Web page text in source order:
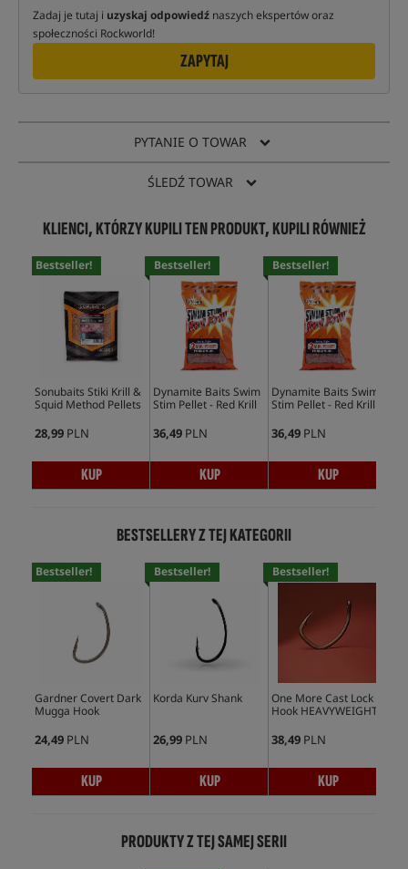
Zadaj je tutaj i uzyskaj odpowiedź naszych ekspertów oraz
społeczności Rockworld!
ZAPYTAJ
PYTANIE O TOWAR
ŚLEDŹ TOWAR
KLIENCI, KTÓRZY KUPILI TEN PRODUKT, KUPILI RÓWNIEŻ
Bestseller!
Sonubaits Stiki Krill &
Squid Method Pellets
28,99 PLN
KUP
Bestseller!
Dynamite Baits Swim
Stim Pellet - Red Krill
36,49 PLN
KUP
Bestseller!
Dynamite Baits Swim
Stim Pellet - Red Krill
36,49 PLN
KUP
BESTSELLERY Z TEJ KATEGORII
Bestseller!
Gardner Covert Dark
Mugga Hook
24,49 PLN
KUP
Bestseller!
Korda Kurv Shank
26,99 PLN
KUP
Bestseller!
One More Cast Lock
Hook HEAVYWEIGHT
38,49 PLN
KUP
PRODUKTY Z TEJ SAMEJ SERII